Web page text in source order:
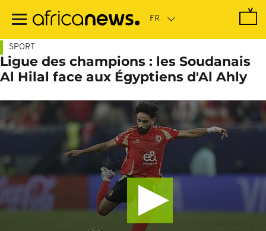
contenu
SPORT
Ligue des champions : les Soudanais
Al Hilal face aux Égyptiens d'Al Ahly